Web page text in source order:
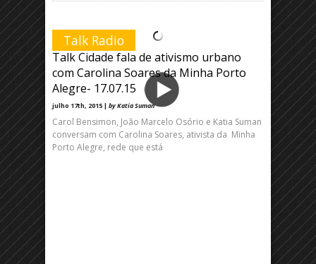
Talk Radio
Talk Cidade fala de ativismo urbano
com Carolina Soares da Minha Porto
Alegre- 17.07.15
julho 17th, 2015 | by Katia Suman
Carol Bensimon, João Marcelo Osório e Katia Suman
conversam com Carolina Soares, ativista da Minha
Porto Alegre, rede que está